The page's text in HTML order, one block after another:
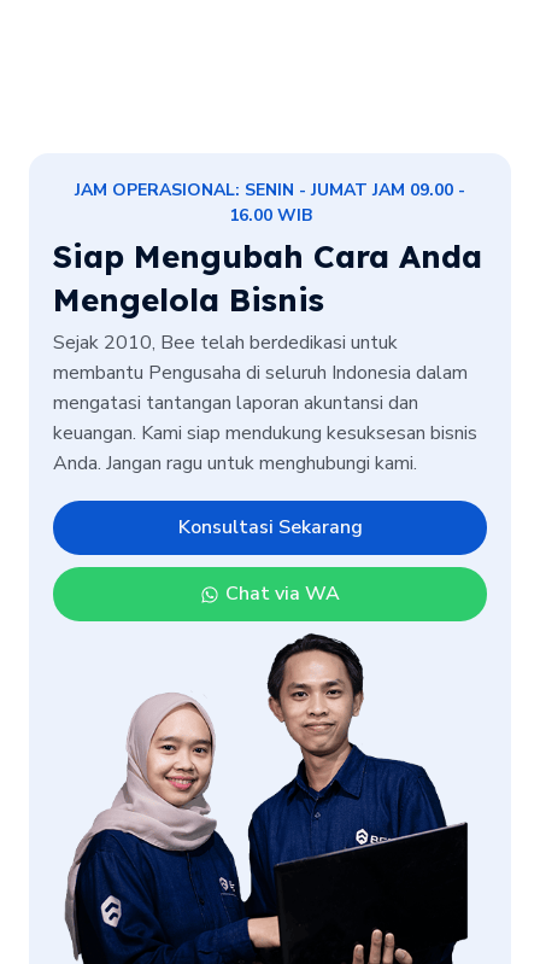
JAM OPERASIONAL: SENIN - JUMAT JAM 09.00 -
16.00 WIB
Siap Mengubah Cara Anda
Mengelola Bisnis
Sejak 2010, Bee telah berdedikasi untuk
membantu Pengusaha di seluruh Indonesia dalam
mengatasi tantangan laporan akuntansi dan
keuangan. Kami siap mendukung kesuksesan bisnis
Anda. Jangan ragu untuk menghubungi kami.
Konsultasi Sekarang
Chat via WA